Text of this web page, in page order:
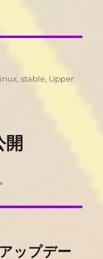
,stable, Upper
ップデー